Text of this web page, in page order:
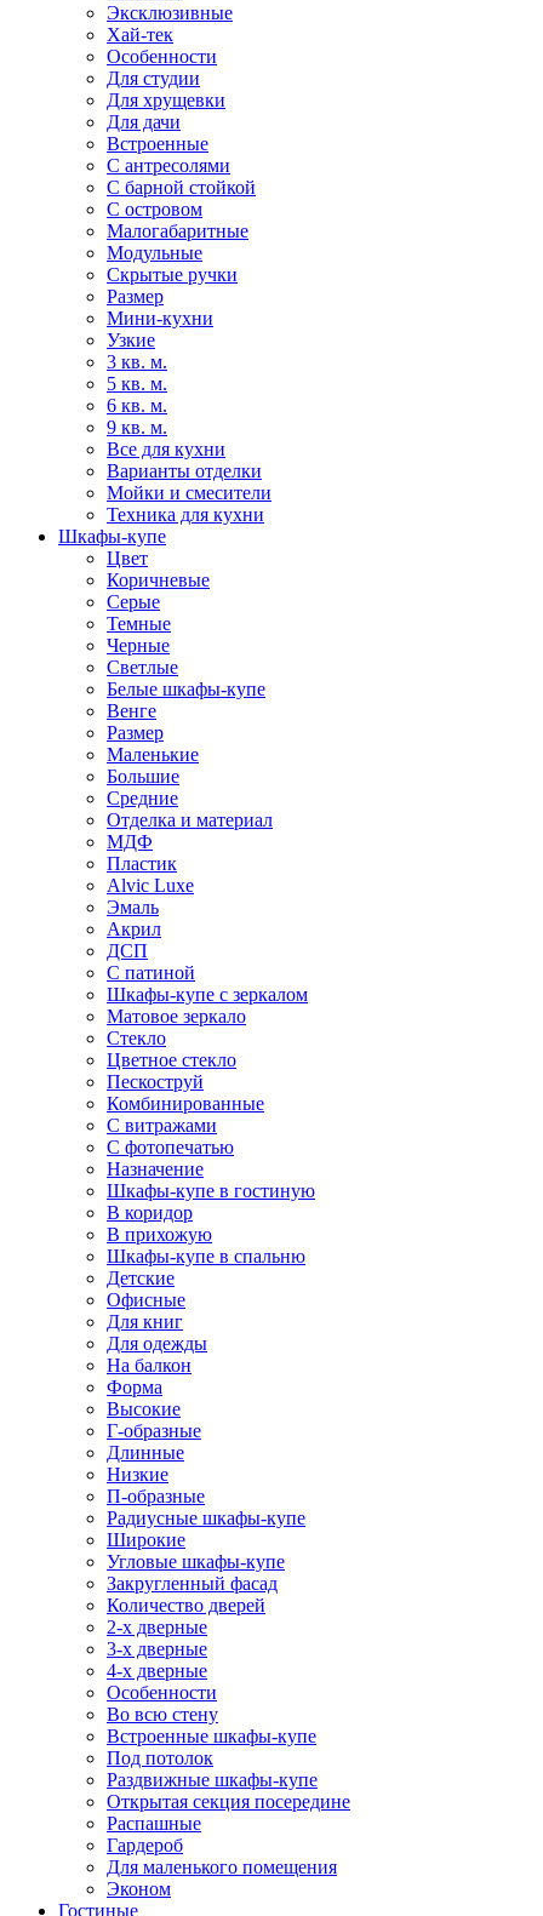
Эксклюзивные
Хай-тек
Особенности
Для студии
Для хрущевки
Для дачи
Встроенные
С антресолями
С барной стойкой
С островом
Малогабаритные
Модульные
Скрытые ручки
Размер
Мини-кухни
Узкие
3 кв. м.
5 кв. м.
6 кв. м.
9 кв. м.
Все для кухни
Варианты отделки
Мойки и смесители
Техника для кухни
Шкафы-купе
Цвет
Коричневые
Серые
Темные
Черные
Светлые
Белые шкафы-купе
Венге
Размер
Маленькие
Большие
Средние
Отделка и материал
МДФ
Пластик
Alvic Luxe
Эмаль
Акрил
ДСП
С патиной
Шкафы-купе с зеркалом
Матовое зеркало
Стекло
Цветное стекло
Пескоструй
Комбинированные
С витражами
С фотопечатью
Назначение
Шкафы-купе в гостиную
В коридор
В прихожую
Шкафы-купе в спальню
Детские
Офисные
Для книг
Для одежды
На балкон
Форма
Высокие
Г-образные
Длинные
Низкие
П-образные
Радиусные шкафы-купе
Широкие
Угловые шкафы-купе
Закругленный фасад
Количество дверей
2-х дверные
3-х дверные
4-х дверные
Особенности
Во всю стену
Встроенные шкафы-купе
Под потолок
Раздвижные шкафы-купе
Открытая секция посередине
Распашные
Гардероб
Для маленького помещения
Эконом
Гостиные